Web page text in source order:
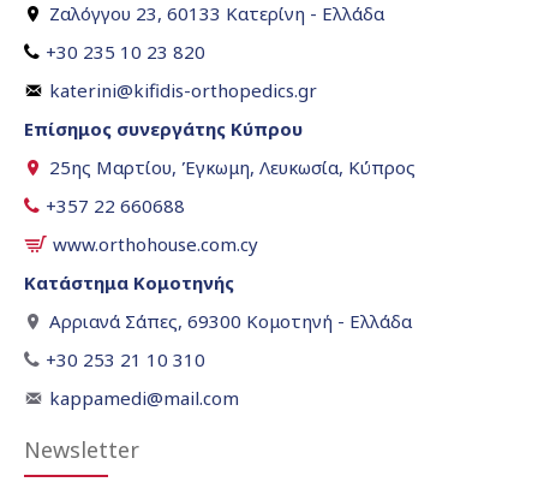
Ζαλόγγου 23, 60133 Κατερίνη - Ελλάδα
+30 235 10 23 820
katerini@kifidis-orthopedics.gr
Επίσημος συνεργάτης Κύπρου
25ης Μαρτίου, Έγκωμη, Λευκωσία, Κύπρος
+357 22 660688
www.orthohouse.com.cy
Κατάστημα Κομοτηνής
Αρριανά Σάπες, 69300 Κομοτηνή - Ελλάδα
+30 253 21 10 310
kappamedi@mail.com
Newsletter